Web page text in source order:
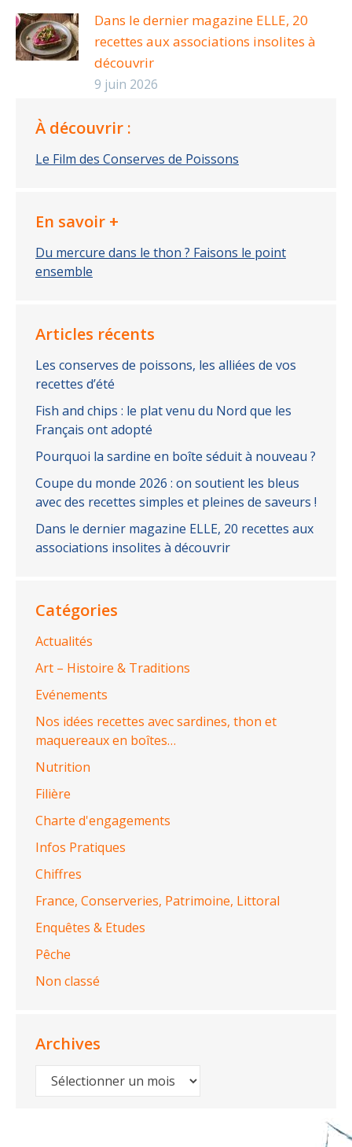
Dans le dernier magazine ELLE, 20
recettes aux associations insolites à
découvrir
9 juin 2026
À découvrir :
Le Film des Conserves de Poissons
En savoir +
Du mercure dans le thon ? Faisons le point
ensemble
Articles récents
Les conserves de poissons, les alliées de vos
recettes d’été
Fish and chips : le plat venu du Nord que les
Français ont adopté
Pourquoi la sardine en boîte séduit à nouveau ?
Coupe du monde 2026 : on soutient les bleus
avec des recettes simples et pleines de saveurs !
Dans le dernier magazine ELLE, 20 recettes aux
associations insolites à découvrir
Catégories
Actualités
Art – Histoire & Traditions
Evénements
Nos idées recettes avec sardines, thon et
maquereaux en boîtes…
Nutrition
Filière
Charte d'engagements
Infos Pratiques
Chiffres
France, Conserveries, Patrimoine, Littoral
Enquêtes & Etudes
Pêche
Non classé
Archives
Archives